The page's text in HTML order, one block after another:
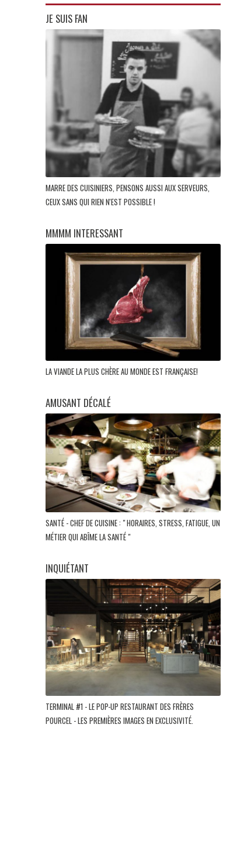
JE SUIS FAN
MARRE DES CUISINIERS, PENSONS AUSSI AUX SERVEURS,
CEUX SANS QUI RIEN N'EST POSSIBLE !
MMMM INTERESSANT
LA VIANDE LA PLUS CHÈRE AU MONDE EST FRANÇAISE!
AMUSANT DÉCALÉ
SANTÉ - CHEF DE CUISINE : " HORAIRES, STRESS, FATIGUE, UN
MÉTIER QUI ABÎME LA SANTÉ "
INQUIÉTANT
TERMINAL #1 - LE POP-UP RESTAURANT DES FRÈRES
POURCEL - LES PREMIÈRES IMAGES EN EXCLUSIVITÉ.